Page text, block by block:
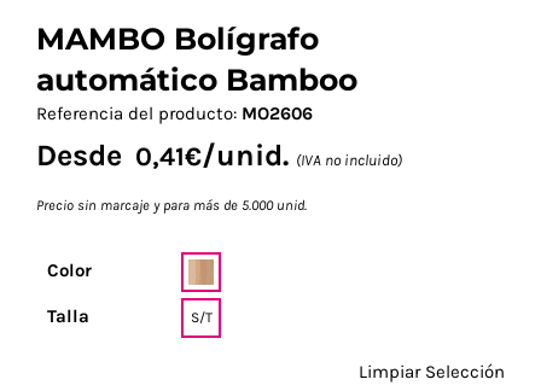
MAMBO Bolígrafo
automático Bamboo
Referencia del producto: MO2606
Desde 0,41€/unid. (IVA no incluido)
Precio sin marcaje y para más de 5.000 unid.
Color
Talla S/T
Limpiar Selección